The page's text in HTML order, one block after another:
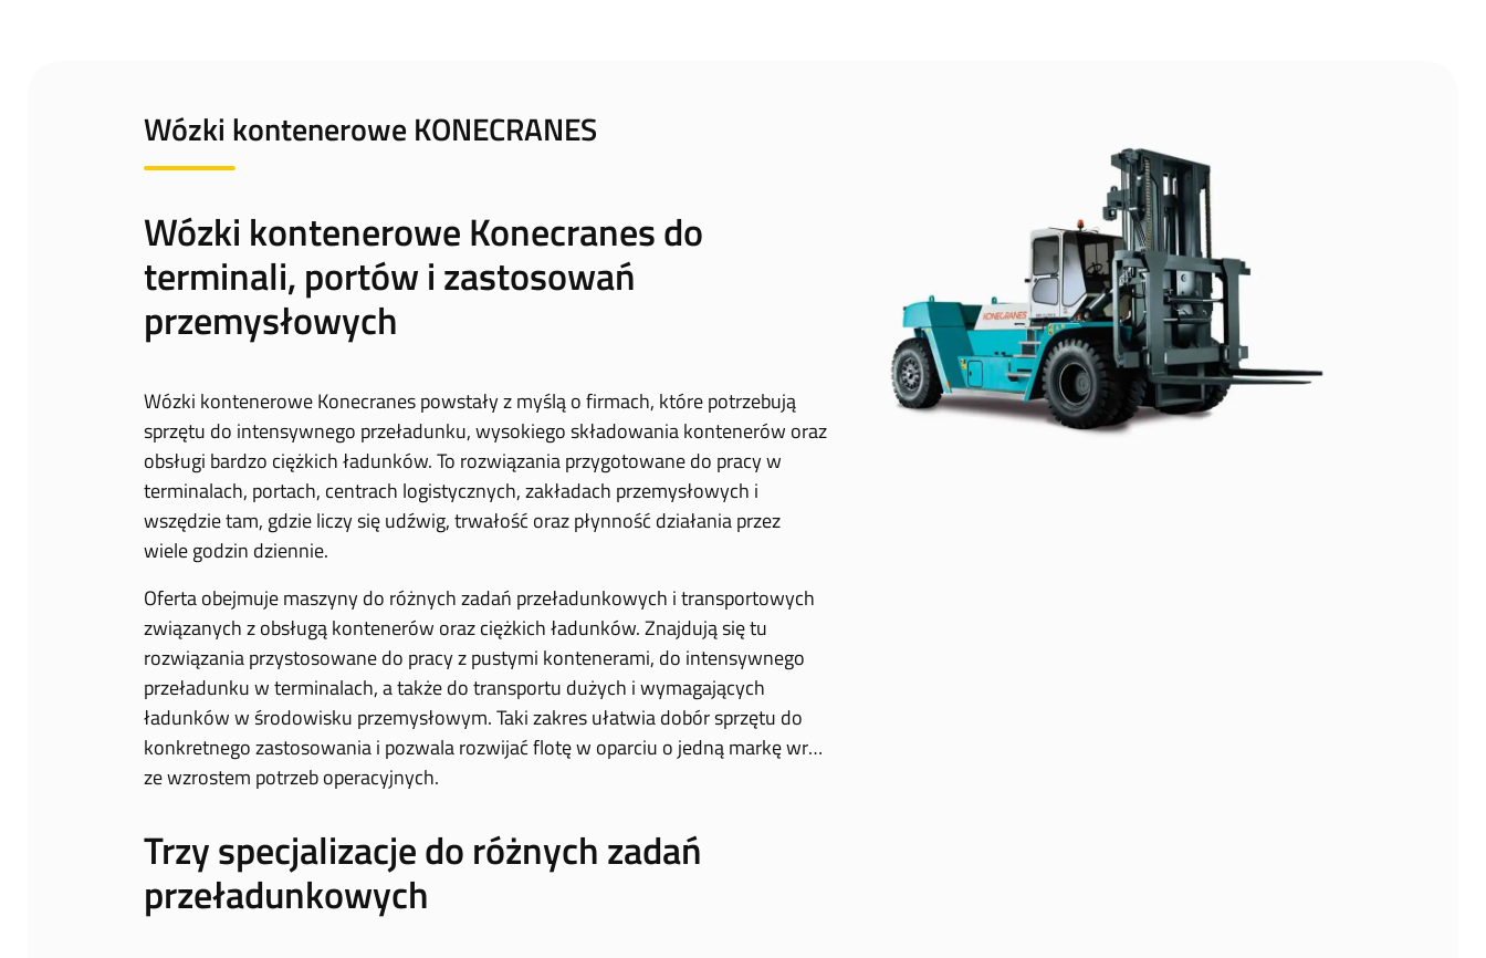
Wózki kontenerowe KONECRANES
Wózki kontenerowe Konecranes do
terminali, portów i zastosowań
przemysłowych
Wózki kontenerowe Konecranes powstały z myślą o firmach, które potrzebują
sprzętu do intensywnego przeładunku, wysokiego składowania kontenerów oraz
obsługi bardzo ciężkich ładunków. To rozwiązania przygotowane do pracy w
terminalach, portach, centrach logistycznych, zakładach przemysłowych i
wszędzie tam, gdzie liczy się udźwig, trwałość oraz płynność działania przez
wiele godzin dziennie.
Oferta obejmuje maszyny do różnych zadań przeładunkowych i transportowych
związanych z obsługą kontenerów oraz ciężkich ładunków. Znajdują się tu
rozwiązania przystosowane do pracy z pustymi kontenerami, do intensywnego
przeładunku w terminalach, a także do transportu dużych i wymagających
ładunków w środowisku przemysłowym. Taki zakres ułatwia dobór sprzętu do
konkretnego zastosowania i pozwala rozwijać flotę w oparciu o jedną markę wraz
ze wzrostem potrzeb operacyjnych.
Trzy specjalizacje do różnych zadań
przeładunkowych